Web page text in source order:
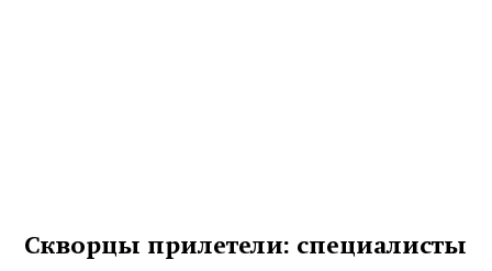
Скворцы прилетели: специалисты